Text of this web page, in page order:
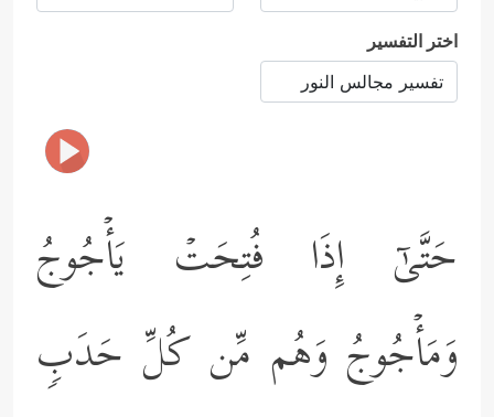
اختر التفسير
حَتَّىٰۤ إِذَا فُتِحَتۡ یَأۡجُوجُ
وَمَأۡجُوجُ وَهُم مِّن كُلِّ حَدَبࣲ